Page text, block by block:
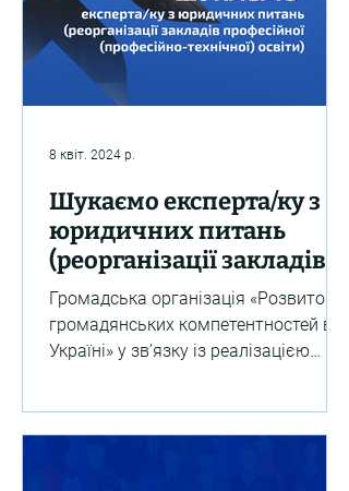
Шукаємо експерта/ку з
юридичних питань
(реорганізації закладів
професійної
(професійно-технічної)
освіти)
Громадська організація «Розвиток
громадянських компетентностей в
Україні» у зв’язку із реалізацією
8 квіт. 2024 р.